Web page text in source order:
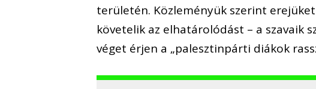
területén. Közleményük szerint
követelik az elhatárolódást – a szavaik
véget érjen a „palesztinpárti diákok